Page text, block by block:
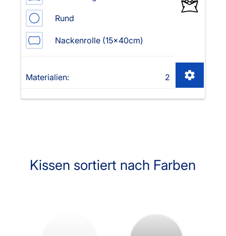
Rund
Nackenrolle (15x40cm)
Materialien: 2
Kissen sortiert nach Farben